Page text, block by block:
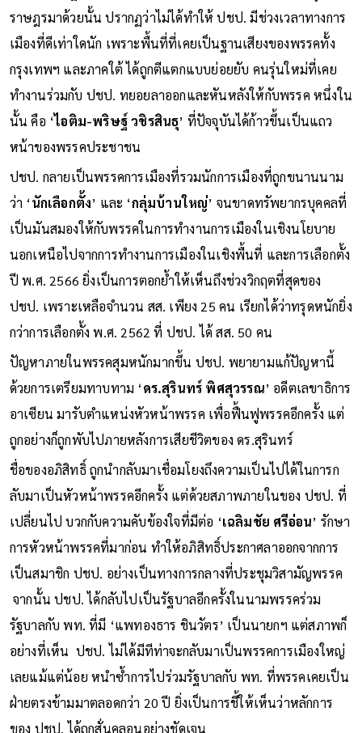
การได้ร่วมรัฐบาลของ ปชป. พร้อมกับได้เก้าอี้ประธานสภาผู้แทน
ราษฎรมาด้วยนั้น ปรากฏว่าไม่ได้ทำให้ ปชป. มีช่วงเวลาทางการ
เมืองที่ดีเท่าใดนัก เพราะพื้นที่ที่เคยเป็นฐานเสียงของพรรคทั้ง
กรุงเทพฯ และภาคใต้ ได้ถูกตีแตกแบบย่อยยับ คนรุ่นใหม่ที่เคย
ทำงานร่วมกับ ปชป. ทยอยลาออกและหันหลังให้กับพรรค หนึ่งใน
นั้น คือ ‘ไอติม-พริษฐ์ วชิรสินธุ
หน้าของพรรคประชาชน
ปชป. กลายเป็นพรรคการเมืองที่รวมนักการเมืองที่ถูกขนานนาม
ว่า ‘นักเลือกตั้ง’ และ ‘กลุ่มบ้านใหญ่’ จนขาดทรัพยากรบุคคลที่
เป็นมันสมองให้กับพรรคในการทำงานการเมืองในเชิงนโยบาย
นอกเหนือไปจากการทำงานการเมืองในเชิงพื้นที่ และการเลือกตั้ง
ปี พ.ศ. 2566 ยิ่งเป็นการตอกย้ำให้เห็นถึงช่วงวิกฤตที่สุดของ
ปชป. เพราะเหลือจำนวน สส. เพียง 25 คน เรียกได้ว่าทรุดหนักยิ่ง
กว่าการเลือกตั้ง พ.ศ. 2562 ที่ ปชป. ได้ สส. 50 คน
ปัญหาภายในพรรคสุมหนักมากขึ้น ปชป. พยายามแก้ปัญหานี้
ด้วยการเตรียมทาบทาม ‘ดร.สุรินทร์ พิศสุวรรณ’ อดีตเลขาธิการ
อาเซียน มารับตำแหน่งหัวหน้าพรรค เพื่อฟื้นฟูพรรคอีกครั้ง แต่
ถูกอย่างก็ถูกพับไปภายหลังการเสียชีวิตของ ดร.สุรินทร์
ชื่อของอภิสิทธิ์ ถูกนำกลับมาเชื่อมโยงถึงความเป็นไปได้ในการก
ลับมาเป็นหัวหน้าพรรคอีกครั้ง แต่ด้วยสภาพภายในของ ปชป. ที่
เปลี่ยนไป บวกกับความคับข้องใจที่มีต่อ ‘เฉลิมชัย ศรีอ่อน’ รักษา
การหัวหน้าพรรคที่มาก่อน ทำให้อภิสิทธิ์ประกาศลาออกจากการ
เป็นสมาชิก ปชป. อย่างเป็นทางการกลางที่ประชุมวิสามัญพรรค
จากนั้น ปชป. ได้กลับไปเป็นรัฐบาลอีกครั้งในนามพรรคร่วม
รัฐบาลกับ พท. ที่มี ‘แพทองธาร ชินวัตร’ เป็นนายกฯ แต่สภาพก็
อย่างที่เห็น ปชป. ไม่ได้มีทีท่าจะกลับมาเป็นพรรคการเมืองใหญ่
เลยแม้แต่น้อย หนำซ้ำการไปร่วมรัฐบาลกับ พท. ที่พรรคเคยเป็น
ฝ่ายตรงข้ามมาตลอดกว่า 20 ปี ยิ่งเป็นการชี้ให้เห็นว่าหลักการ